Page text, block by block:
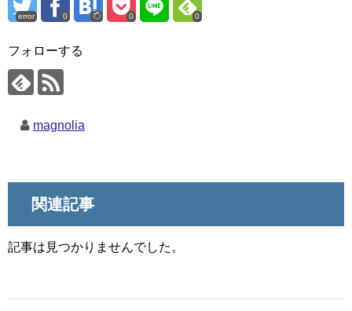
error 0 0 0
フォローする
magnolia
関連記事
記事は見つかりませんでした。